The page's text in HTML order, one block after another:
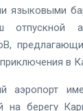
языковыми
отпускной
в
аэропорт
на берегу